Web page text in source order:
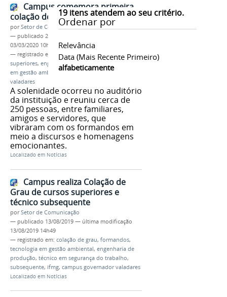
19itens atendem ao seu critério.
Ordenar por
Relevância
Data (mais Recente Primeiro)
alfabeticamente
Campus comemora primeira
colação de grau do ano
porSetor de Comunicação
— publicado 21/02/2020
03/03/2020 10h32
— registrado em:
colação de grau ,cursos
superiores, engenharia de produção
em gestão ambiental,ifmg,campus governador
valadares
A solenidade ocorreu no auditório
da instituição e reuniu cerca de
250 pessoas, entre familiares,
amigos e servidores, que
vibraram com os formandos em
meio a discursos e homenagens
emocionantes.
Localizado em Notícias
Campus realiza Colação de
Grau de cursos superiores e
técnico subsequente
porSetor de Comunicação
— publicado 13/08/2019 — última modificação
13/08/2019 14h49
— registrado em: colação de grau, formandos,
tecnologia em gestão ambiental, engenharia de
produção, técnico em segurança do trabalho,
subsequente, ifmg, campus governador valadares
Localizado em Notícias